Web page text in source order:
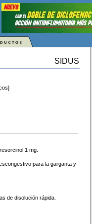
SIDUS
1 mg.
para la garganta y
de disolución rápida.